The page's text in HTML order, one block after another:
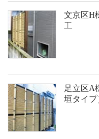
文京区H
工
足立区A
垣タイ